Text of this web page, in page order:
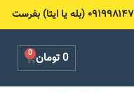
0تومان 0
Cart